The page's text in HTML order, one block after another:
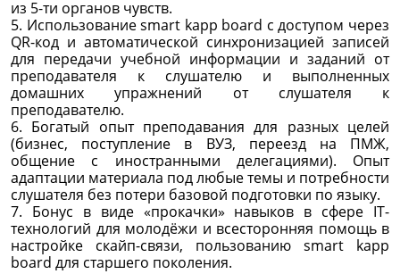
из 5-ти органов чувств.
5. Использование smart kapp board с доступом через
QR-код и автоматической синхронизацией записей
для передачи учебной информации и заданий от
преподавателя к слушателю и выполненных
домашних упражнений от слушателя к
преподавателю.
6. Богатый опыт преподавания для разных целей
(бизнес, поступление в ВУЗ, переезд на ПМЖ,
общение с иностранными делегациями). Опыт
адаптации материала под любые темы и потребности
слушателя без потери базовой подготовки по языку.
7. Бонус в виде «прокачки» навыков в сфере IT-
технологий для молодёжи и всесторонняя помощь в
настройке скайп-связи, пользованию smart kapp
board для старшего поколения.